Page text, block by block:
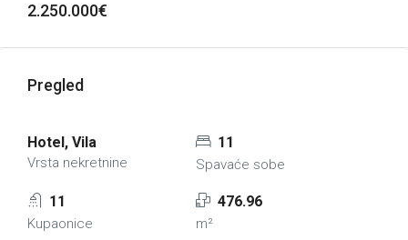
2.250.000€
Pregled
Hotel, Vila
Vrsta nekretnine
11
Spavaće sobe
11
Kupaonice
476.96
m²